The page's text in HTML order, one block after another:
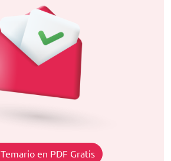
Temario en PDF Gratis